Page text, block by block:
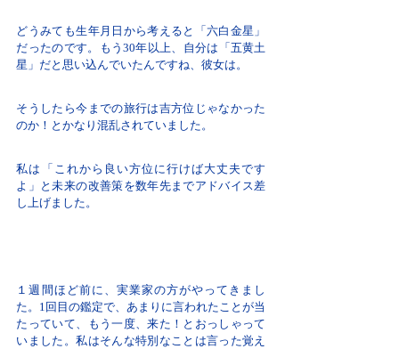
どうみても生年月日から考えると「六白金星」
だったのです。もう30年以上、自分は「五黄土
星」だと思い込んでいたんですね、彼女は。
そうしたら今までの旅行は吉方位じゃなかった
のか！とかなり混乱されていました。
私は「これから良い方位に行けば大丈夫です
よ」と未来の改善策を数年先までアドバイス差
し上げました。
１週間ほど前に、実業家の方がやってきまし
た。1回目の鑑定で、あまりに言われたことが当
たっていて、もう一度、来た！とおっしゃって
いました。私はそんな特別なことは言った覚え